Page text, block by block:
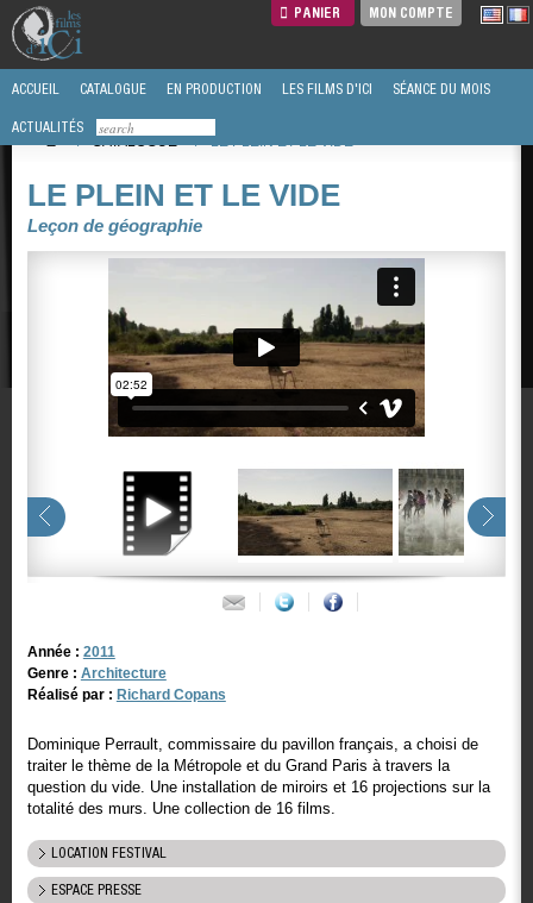
PANIER MON COMPTE
ACCUEIL CATALOGUE EN PRODUCTION LES FILMS D'ICI SÉANCE DU MOIS
ACTUALITÉS
/
CATALOGUE / LE PLEIN ET LE VIDE
LE PLEIN ET LE VIDE
Leçon de géographie
Année : 2011
Genre : Architecture
Réalisé par : Richard Copans
Dominique Perrault, commissaire du pavillon français, a choisi de
traiter le thème de la Métropole et du Grand Paris à travers la
question du vide. Une installation de miroirs et 16 projections sur la
totalité des murs. Une collection de 16 films.
LOCATION FESTIVAL
ESPACE PRESSE